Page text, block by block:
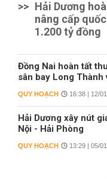
>> Hải Dương
nâng cấp
1.200 tỷ đồng
Đồng Nai hoàn tất
sân bay Long
QUY HOẠCH 16:38 | 12/
Hải Dương xây nút
Nội - Hải Phòng
QUY HOẠCH 13:29 | 05/